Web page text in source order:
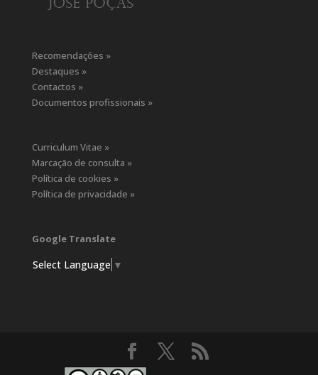
Recomendações »
Destaques »
Contactos »
Documentos profissionais »
Curriculum Vitae »
Marcação de consulta »
Política de cookies »
Política de privacidade »
Google Translate
Select Language ▼